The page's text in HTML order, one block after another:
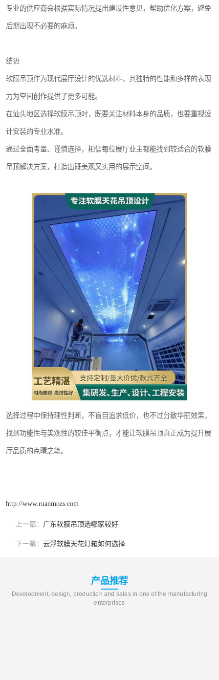
专业的供应商会根据实际情况提出建设性意见，帮助优化方案，避免
后期出现不必要的麻烦。
结语
软膜吊顶作为现代展厅设计的优选材料，其独特的性能和多样的表现
力为空间创作提供了更多可能。
在汕头地区选择软膜吊顶时，既要关注材料本身的品质，也要重视设
计安装的专业水准。
通过全面考量、谨慎选择，相信每位展厅业主都能找到较适合的软膜
吊顶解决方案，打造出既美观又实用的展示空间。
选择过程中保持理性判断，不盲目追求低价，也不过分散华丽效果，
找到功能性与美观性的较佳平衡点，才能让软膜吊顶真正成为提升展
厅品质的点睛之笔。
http://www.ruanmozs.com
上一篇： 广东软膜吊顶选哪家较好
下一篇： 云浮软膜天花灯箱如何选择
产品推荐
Development, design, production and sales in one of the manufacturing
enterprises